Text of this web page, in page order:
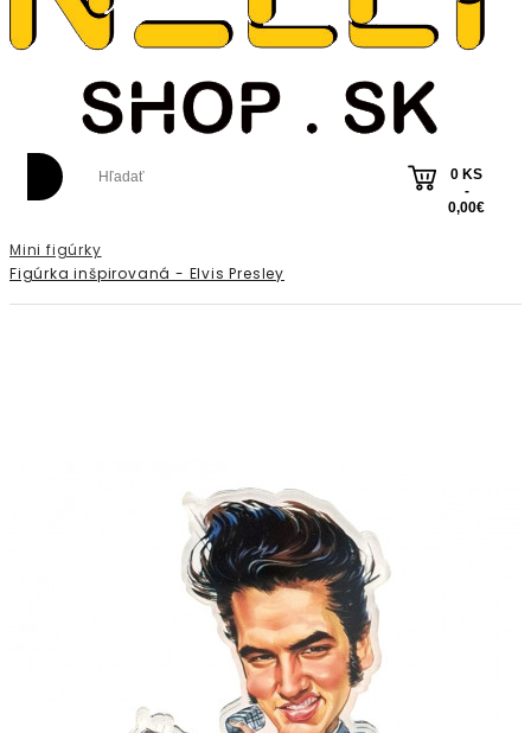
0 KS
-
0,00€
Mini figúrky
Figúrka inšpirovaná - Elvis Presley